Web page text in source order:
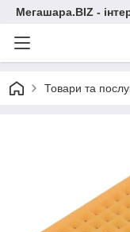
Мегашара.BIZ -
Товари та